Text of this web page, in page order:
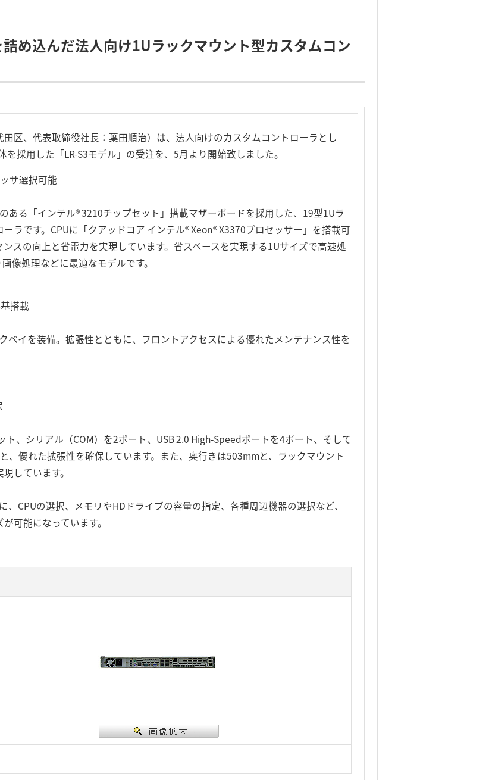
め込んだ法人向け1Uラックマウント型カスタムコン
区、代表取締役社長：葉田順治）は、法人向けのカスタムコントローラとし
採用した「LR-S3モデル」の受注を、5月より開始致しました。
サ選択可能
ある「インテル® 3210チップセット」搭載マザーボードを採用した、19型1Uラ
ラです。CPUに「クアッドコア インテル® Xeon® X3370プロセッサー」を搭載可
スの向上と省電力を実現しています。省スペースを実現する1Uサイズで高速処
像処理などに最適なモデルです。
搭載
ベイを装備。拡張性とともに、フロントアクセスによる優れたメンテナンス性を
ト、シリアル（COM）を2ポート、USB 2.0 High-Speedポートを4ポート、そして
、優れた拡張性を確保しています。また、奥行きは503mmと、ラックマウント
しています。
、CPUの選択、メモリやHDドライブの容量の指定、各種周辺機器の選択など、
可能になっています。